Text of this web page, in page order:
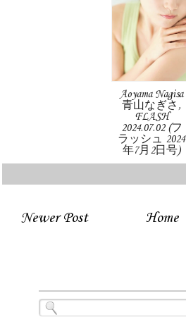
Aoyama Nagisa
青山なぎさ,
FLASH
2024.07.02 (フ
ラッシュ 2024
年7月2日号)
Newer Post Home